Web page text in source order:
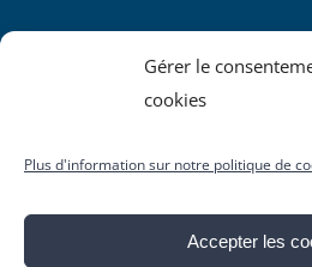
Gérer le
cookies
Plus d'information sur notre politique de
Accepter les